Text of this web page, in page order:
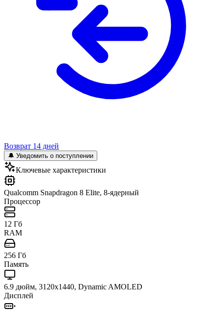
Возврат 14 дней
🔔 Уведомить о поступлении
Ключевые характеристики
Qualcomm Snapdragon 8 Elite, 8-ядерный
Процессор
12 Гб
RAM
256 Гб
Память
6.9 дюйм, 3120x1440, Dynamic AMOLED
Дисплей